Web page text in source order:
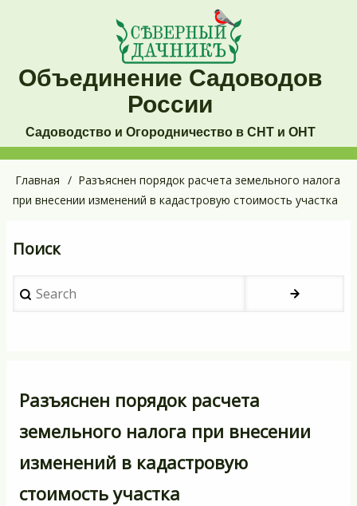
содержанию
Объединение Садоводов
России
Садоводство и Огородничество в СНТ и ОНТ
Основная
навигация
Строка
навигации
Главная
Разъяснен порядок расчета земельного налога
при внесении изменений в кадастровую стоимость участка
Поиск
Search
Разъяснен порядок расчета
земельного налога при внесении
изменений в кадастровую
стоимость участка